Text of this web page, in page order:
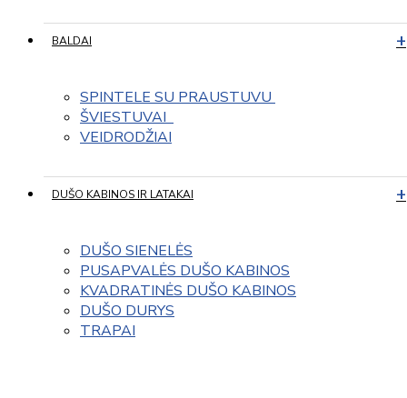
BALDAI
SPINTELE SU PRAUSTUVU
ŠVIESTUVAI
VEIDRODŽIAI
DUŠO KABINOS IR LATAKAI
DUŠO SIENELĖS
PUSAPVALĖS DUŠO KABINOS
KVADRATINĖS DUŠO KABINOS
DUŠO DURYS
TRAPAI